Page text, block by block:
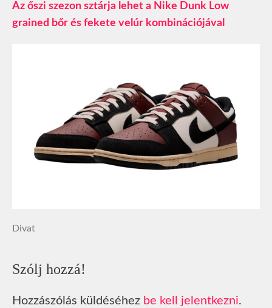
Az őszi szezon sztárja lehet a Nike Dunk Low
grained bőr és fekete velúr kombinációjával
Divat
Szólj hozzá!
Hozzászólás küldéséhez be kell jelentkezni.